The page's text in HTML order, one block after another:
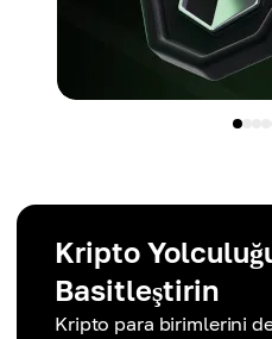
Kripto
Basitleştirin
Kripto para birimlerini